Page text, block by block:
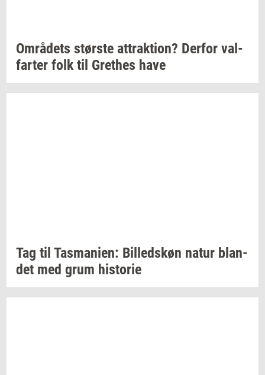
Om­rå­dets stør­ste at­trak­tion? Der­for val­
far­ter folk til Gret­hes have
Tag til Tas­ma­ni­en: Bil­leds­køn natur blan­
det med grum hi­sto­rie